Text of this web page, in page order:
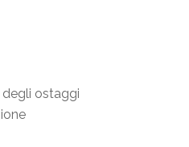
degli ostaggi